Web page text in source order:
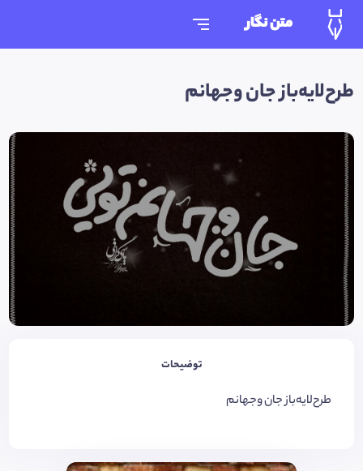
متن نگار
طرح‌لایه‌باز جان وجهانم
توضیحات
طرح‌لایه‌باز جان وجهانم